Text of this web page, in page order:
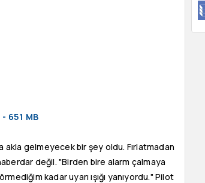
651 MB
akla gelmeyecek bir şey oldu. Fırlatmadan
değil. "Birden bire alarm çalmaya
kadar uyarı ışığı yanıyordu." Pilot